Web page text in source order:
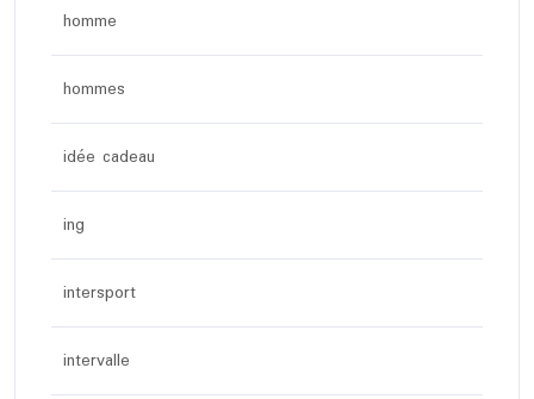
homme
hommes
idée cadeau
ing
intersport
intervalle